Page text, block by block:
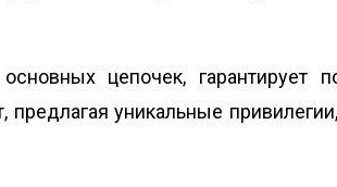
цепочек, гарантирует
предлагая уникальные